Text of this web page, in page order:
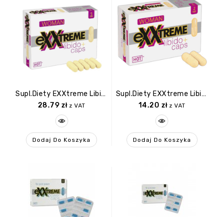
Supl.diety EXXtreme Libido Caps Woman 1×5 Stk.
28.79 zł z VAT
Dodaj Do Koszyka
Supl.diety EXXtreme Libido Caps Woman 1×2 Stk.
14.20 zł z VAT
Dodaj Do Koszyka